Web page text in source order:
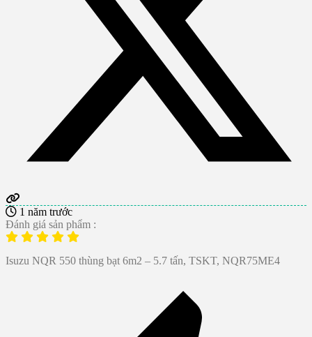
1 năm trước
Đánh giá sản phẩm :
Isuzu NQR 550 thùng bạt 6m2 – 5.7 tấn, TSKT, NQR75ME4